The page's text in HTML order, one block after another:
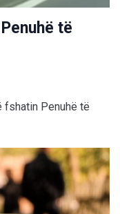
të
fshatin Penuhë të